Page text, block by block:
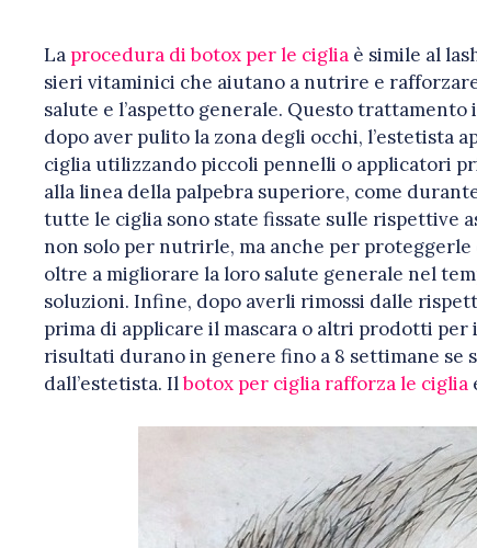
La procedura di botox per le ciglia è simile al
sieri vitaminici che aiutano a nutrire e
salute e l’aspetto generale. Questo
dopo aver pulito la zona degli occhi, l’estetista
ciglia utilizzando piccoli pennelli o applicatori
alla linea della palpebra superiore, come
tutte le ciglia sono state fissate sulle rispettive
non solo per nutrirle, ma anche per
oltre a migliorare la loro salute generale nel
soluzioni. Infine, dopo averli rimossi dalle
prima di applicare il mascara o altri prodotti
risultati durano in genere fino a 8 settimane
dall’estetista. Ilbotox per ciglia rafforza le ciglia